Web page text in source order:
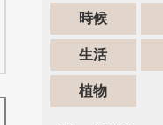
時候
生活
植物